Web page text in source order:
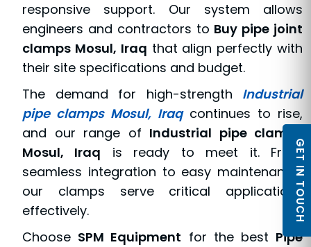
responsive support. Our system allows
engineers and contractors to Buy pipe joint
clamps Mosul, Iraq that align perfectly with
their site specifications and budget.
The demand for high-strength Industrial
pipe clamps Mosul, Iraqcontinues to rise,
and our range of Industrial pipe clamps
Mosul, Iraq is ready to meet it. From
seamless integration to easy maintenance,
our clamps serve critical applications
effectively.
Choose SPM Equipment for the best Pipe
GET IN TOUCH